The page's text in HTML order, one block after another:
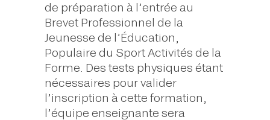
de préparation à l’entrée au
Brevet Professionnel de la
Jeunesse de l’Éducation,
Populaire du Sport Activités de la
Forme. Des tests physiques étant
nécessaires pour valider
l’inscription à cette formation,
l’équipe enseignante sera